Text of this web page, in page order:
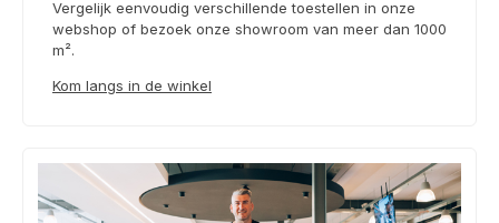
Vergelijk eenvoudig verschillende toestellen in onze
webshop of bezoek onze showroom van meer dan 1000
m².
Kom langs in de winkel